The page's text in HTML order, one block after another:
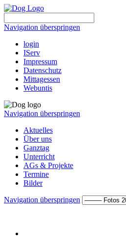
Navigation überspringen
login
IServ
Impressum
Datenschutz
Mittagessen
Webuntis
Navigation überspringen
Aktuelles
Über uns
Ganztag
Unterricht
AGs & Projekte
Termine
Bilder
Navigation überspringen